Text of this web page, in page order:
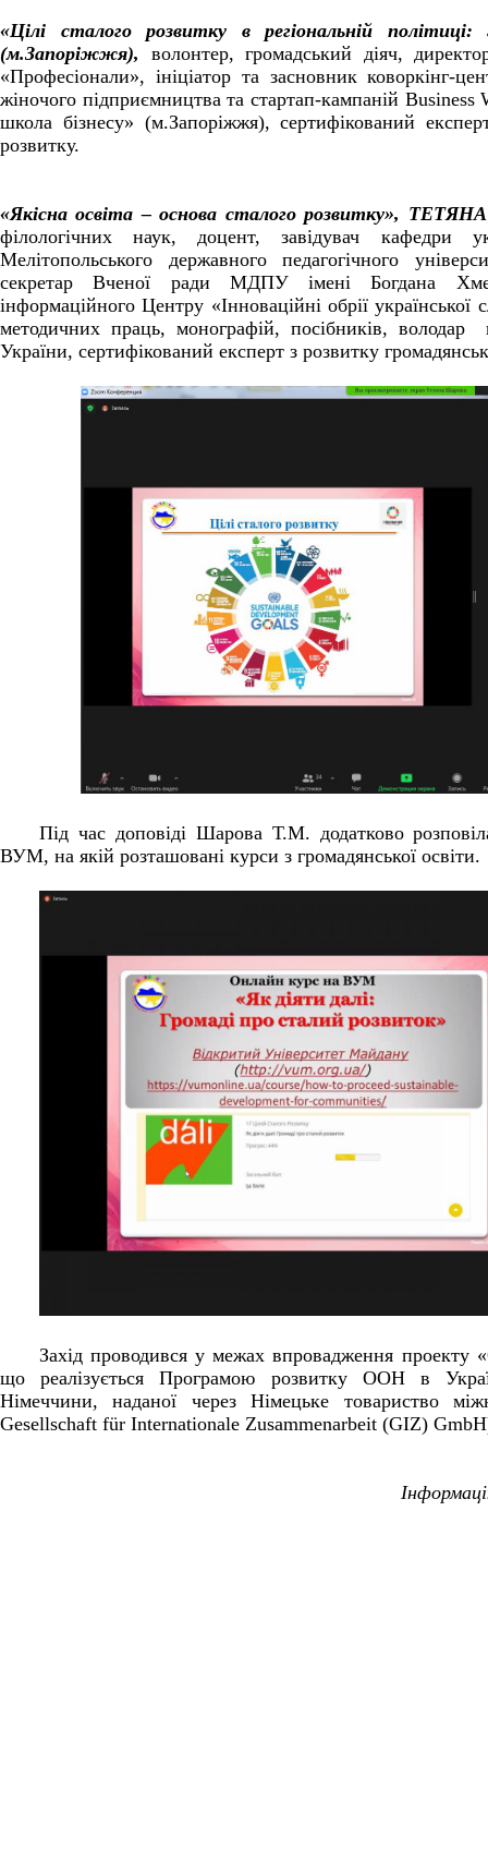
«Цілі сталого розвитку в регіональній
(м.Запоріжжя), волонтер, громадський діяч,
«Професіонали», ініціатор та засновник коворкінг-
жіночого підприємництва та стартап-кампаній
школа бізнесу» (м.Запоріжжя), сертифікований
розвитку.
«Якісна освіта – основа сталого розвитку»,
філологічних наук, доцент, завідувач кафедри
Мелітопольського державного педагогічного
секретар Вченої ради МДПУ імені Богдана
інформаційного Центру «Інноваційні обрії
методичних праць, монографій, посібників, володар
України, сертифікований експерт з розвитку
Під час доповіді Шарова Т.М. додатково
ВУМ, на якій розташовані курси з громадянської освіти.
Захід проводився у межах впровадження проекту
що реалізується Програмою розвитку ООН в
Німеччини, наданої через Німецьке товариство
Gesellschaft für Internationale Zusammenarbeit (GIZ)